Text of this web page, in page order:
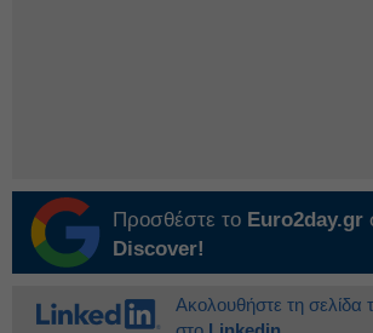
Προσθέστε το Euro2day.gr
Discover!
Ακολουθήστε τη σελίδα